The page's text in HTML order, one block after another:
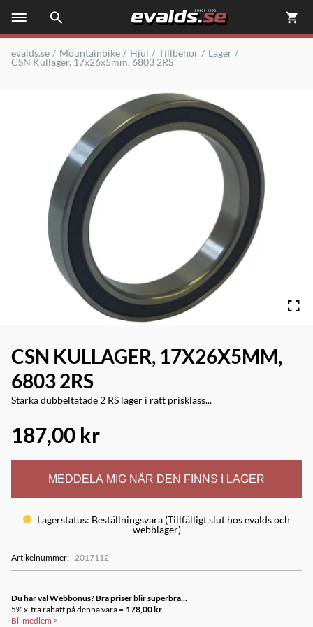
evalds.se Mountainbike Hjul Tillbehör
Lager
CSN Kullager, 17x26x5mm, 6803 2RS
CSN KULLAGER, 17X26X5MM,
6803 2RS
Starka dubbeltätade 2 RS lager i rätt prisklass...
187,00 kr
MEDDELA MIG NÄR DEN FINNS I LAGER
Lagerstatus: Beställningsvara (Tillfälligt slut hos evalds och
webblager)
Artikelnummer: 2017112
Du har väl Webbonus? Bra priser blir superbra...
5% x-tra rabatt på denna vara = 178,00 kr
Bli medlem >